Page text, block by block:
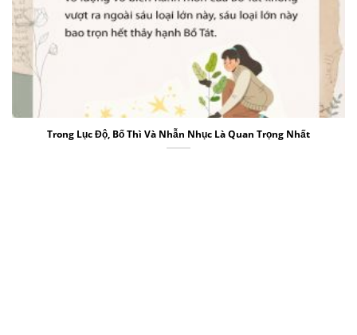
Trong Lục Độ, Bố Thì Và Nhẫn Nhục Là Quan Trọng Nhất